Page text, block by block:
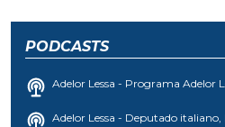
PODCASTS
Adelor Lessa - Programa Adelor
Adelor Lessa - Deputado